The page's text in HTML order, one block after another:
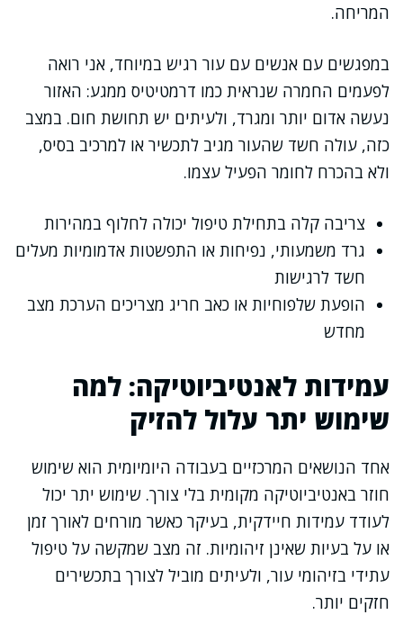
המריחה.
במפגשים עם אנשים עם עור רגיש במיוחד, אני רואה
לפעמים החמרה שנראית כמו דרמטיטיס ממגע: האזור
נעשה אדום יותר ומגרד, ולעיתים יש תחושת חום. במצב
כזה, עולה חשד שהעור מגיב לתכשיר או למרכיב בסיס,
ולא בהכרח לחומר הפעיל עצמו.
צריבה קלה בתחילת טיפול יכולה לחלוף במהירות
גרד משמעותי, נפיחות או התפשטות אדמומיות מעלים
חשד לרגישות
הופעת שלפוחיות או כאב חריג מצריכים הערכת מצב
מחדש
עמידות לאנטיביוטיקה: למה
שימוש יתר עלול להזיק
אחד הנושאים המרכזיים בעבודה היומיומית הוא שימוש
חוזר באנטיביוטיקה מקומית בלי צורך. שימוש יתר יכול
לעודד עמידות חיידקית, בעיקר כאשר מורחים לאורך זמן
או על בעיות שאינן זיהומיות. זה מצב שמקשה על טיפול
עתידי בזיהומי עור, ולעיתים מוביל לצורך בתכשירים
חזקים יותר.